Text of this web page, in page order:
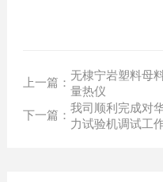
上一篇：
无棣宁岩塑料母
量热仪
下一篇：
我司顺利完成对
力试验机调试工